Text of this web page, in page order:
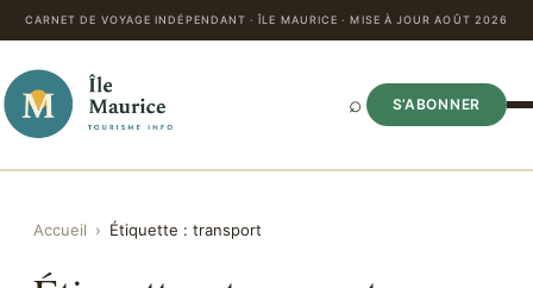
CARNET DE VOYAGE INDÉPENDANT · ÎLE MAURICE · MISE À JOUR AOÛT 2026
⌕ S’ABONNER
Accueil › Étiquette : transport